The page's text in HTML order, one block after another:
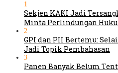
1
Sekjen KAKI Jadi
Minta Perlindungan
2
GPI dan PII Bertemu:
Jadi Topik Pembahasan
3
Panen Banyak Belum